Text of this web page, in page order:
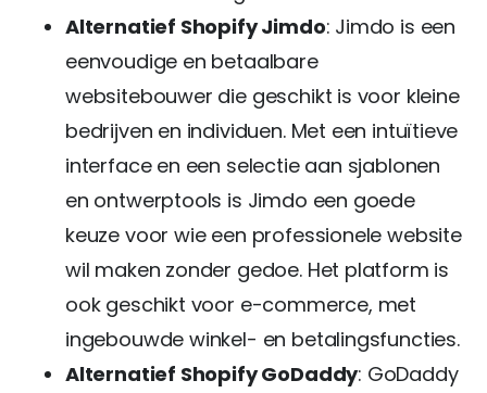
Alternatief Shopify Jimdo: Jimdo is een
eenvoudige en betaalbare
websitebouwer die geschikt is voor kleine
bedrijven en individuen. Met een intuïtieve
interface en een selectie aan sjablonen
en ontwerptools is Jimdo een goede
keuze voor wie een professionele website
wil maken zonder gedoe. Het platform is
ook geschikt voor e-commerce, met
ingebouwde winkel- en betalingsfuncties.
Alternatief Shopify GoDaddy: GoDaddy